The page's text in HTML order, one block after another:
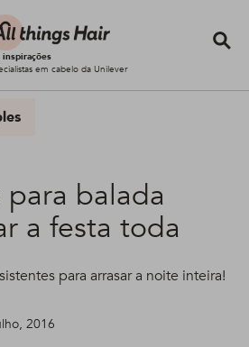
inspirações
em cabelo da Unilever
para balada
a festa toda
para arrasar a noite inteira!
2016